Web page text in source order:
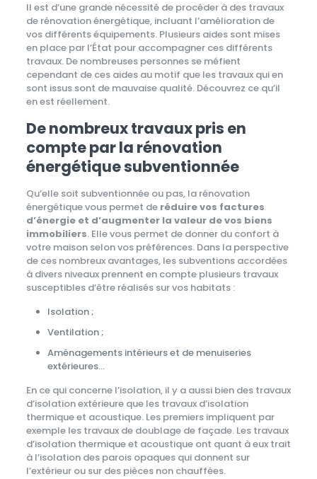
Il est d’une grande nécessité de procéder à des travaux
de rénovation énergétique, incluant l’amélioration de
vos différents équipements. Plusieurs aides sont mises
en place par l’État pour accompagner ces différents
travaux. De nombreuses personnes se méfient
cependant de ces aides au motif que les travaux qui en
sont issus sont de mauvaise qualité. Découvrez ce qu’il
en est réellement.
De nombreux travaux pris en
compte par la rénovation
énergétique subventionnée
Qu’elle soit subventionnée ou pas, la rénovation
énergétique vous permet de réduire vos factures
d’énergie et d’augmenter la valeur de vos biens
immobiliers. Elle vous permet de donner du confort à
votre maison selon vos préférences. Dans la perspective
de ces nombreux avantages, les subventions accordées
à divers niveaux prennent en compte plusieurs travaux
susceptibles d’être réalisés sur vos habitats :
Isolation ;
Ventilation ;
Aménagements intérieurs et de menuiseries
extérieures…
En ce qui concerne l’isolation, il y a aussi bien des travaux
d’isolation extérieure que les travaux d’isolation
thermique et acoustique. Les premiers impliquent par
exemple les travaux de doublage de façade. Les travaux
d’isolation thermique et acoustique ont quant à eux trait
à l’isolation des parois opaques qui donnent sur
l’extérieur ou sur des pièces non chauffées.